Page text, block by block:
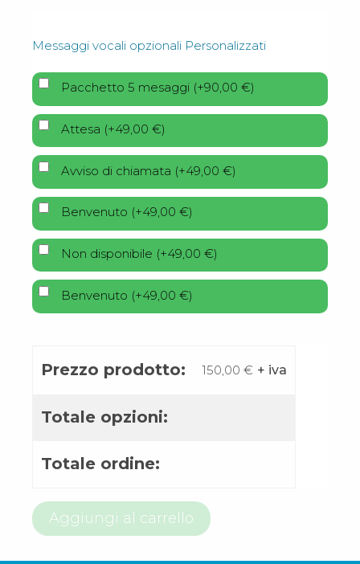
Messaggi vocali opzionali Personalizzati
Pacchetto 5 mesaggi (+90,00 €)
Attesa (+49,00 €)
Avviso di chiamata (+49,00 €)
Benvenuto (+49,00 €)
Non disponibile (+49,00 €)
Benvenuto (+49,00 €)
Prezzo prodotto: 150,00 € + iva
Totale opzioni:
Totale ordine:
800
58
Aggiungi al carrello